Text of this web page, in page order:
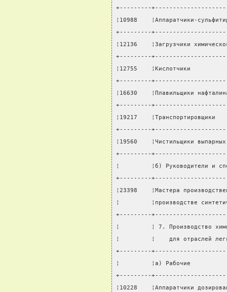
+---------
¦10988    ¦Аппаратчики-
+---------
¦12136    ¦Загрузчики
+---------
¦12755    ¦Кислотчики
+---------
¦16630    ¦Плавильщики
+---------
¦19217
+---------
¦19560    ¦Чистильщики
+---------
¦         ¦б) Руководители
+---------
¦23398    ¦Мастера
¦         ¦производстве
+---------
¦         ¦ 7. Производство
¦         ¦    для отраслей
+---------
¦         ¦а) Рабочие
+---------
¦10228    ¦Аппаратчики